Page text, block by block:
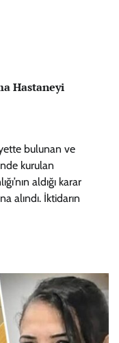
Hastaneyi
bulunan ve
kurulan
aldığı karar
alındı. İktidarın